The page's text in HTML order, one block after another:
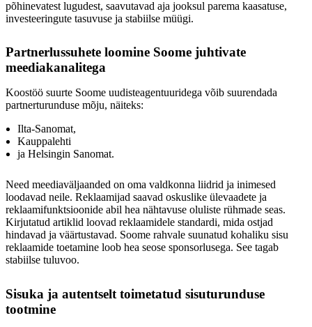
põhinevatest lugudest, saavutavad aja jooksul parema kaasatuse,
investeeringute tasuvuse ja stabiilse müügi.
Partnerlussuhete loomine Soome juhtivate
meediakanalitega
Koostöö suurte Soome uudisteagentuuridega võib suurendada
partnerturunduse mõju, näiteks:
Ilta-Sanomat,
Kauppalehti
ja Helsingin Sanomat.
Need meediaväljaanded on oma valdkonna liidrid ja inimesed
loodavad neile. Reklaamijad saavad oskuslike ülevaadete ja
reklaamifunktsioonide abil hea nähtavuse oluliste rühmade seas.
Kirjutatud artiklid loovad reklaamidele standardi, mida ostjad
hindavad ja väärtustavad. Soome rahvale suunatud kohaliku sisu
reklaamide toetamine loob hea seose sponsorlusega. See tagab
stabiilse tuluvoo.
Sisuka ja autentselt toimetatud sisuturunduse
tootmine